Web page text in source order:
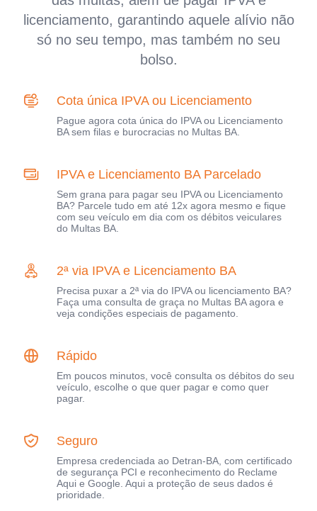
licenciamento, garantindo aquele alívio não
só no seu tempo, mas também no seu
bolso.
Cota única IPVA ou Licenciamento
Pague agora cota única do IPVA ou Licenciamento
BA sem filas e burocracias no Multas BA.
IPVA e Licenciamento BA Parcelado
Sem grana para pagar seu IPVA ou Licenciamento
BA? Parcele tudo em até 12x agora mesmo e fique
com seu veículo em dia com os débitos veiculares
do Multas BA.
2ª via IPVA e Licenciamento BA
Precisa puxar a 2ª via do IPVA ou licenciamento BA?
Faça uma consulta de graça no Multas BA agora e
veja condições especiais de pagamento.
Rápido
Em poucos minutos, você consulta os débitos do seu
veículo, escolhe o que quer pagar e como quer
pagar.
Seguro
Empresa credenciada ao Detran-BA, com certificado
de segurança PCI e reconhecimento do Reclame
Aqui e Google. Aqui a proteção de seus dados é
prioridade.